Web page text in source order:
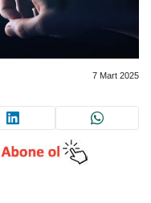
7 Mart 2025